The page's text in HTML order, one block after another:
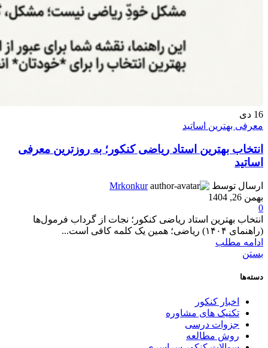
16 دی
معرفی بهترین اساتید
انتخاب بهترین استاد ریاضی کنکور؛ به روزترین معرفی
اساتید
ارسال توسط
Mrkonkur
بهمن 26, 1404
0
انتخاب بهترین استاد ریاضی کنکور؛ نجات از گرداب فرمول‌ها
(راهنمای ۱۴۰۴) ریاضی؛ همین یک کلمه کافی است...
ادامه مطلب
بستن
دسته‌ها
اخبار کنکور
تکنیک های مشاوره
جزوات درسی
روش مطالعه